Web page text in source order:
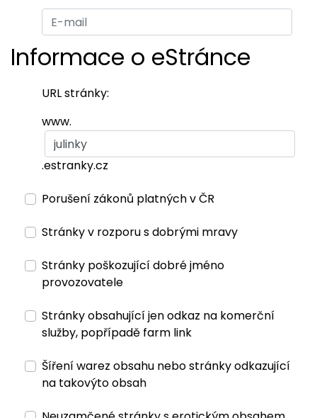
Informace o eStránce
URL stránky:
www.
.estranky.cz
Porušení zákonů platných v ČR
Stránky v rozporu s dobrými mravy
Stránky poškozující dobré jméno
provozovatele
Stránky obsahující jen odkaz na komerční
služby, popřípadě farm link
Šíření warez obsahu nebo stránky odkazující
na takovýto obsah